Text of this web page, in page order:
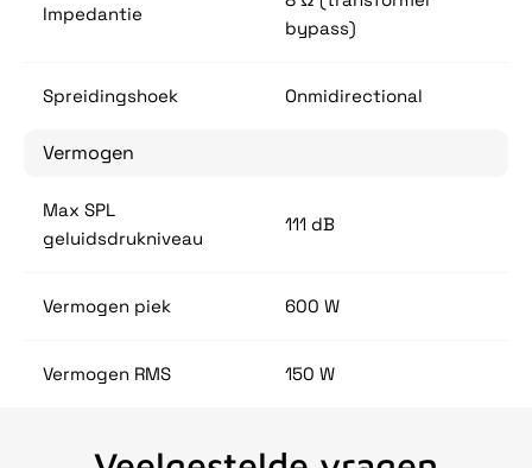
Impedantie
bypass)
Spreidingshoek Onmidirectional
Vermogen
Max SPL
geluidsdrukniveau
111 dB
Vermogen piek 600 W
Vermogen RMS 150 W